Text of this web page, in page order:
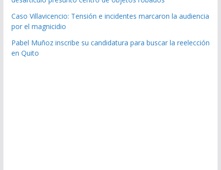
Caso Villavicencio: Tensión e incidentes marcaron la audiencia
por el magnicidio
Pabel Muñoz inscribe su candidatura para buscar la reelección
en Quito